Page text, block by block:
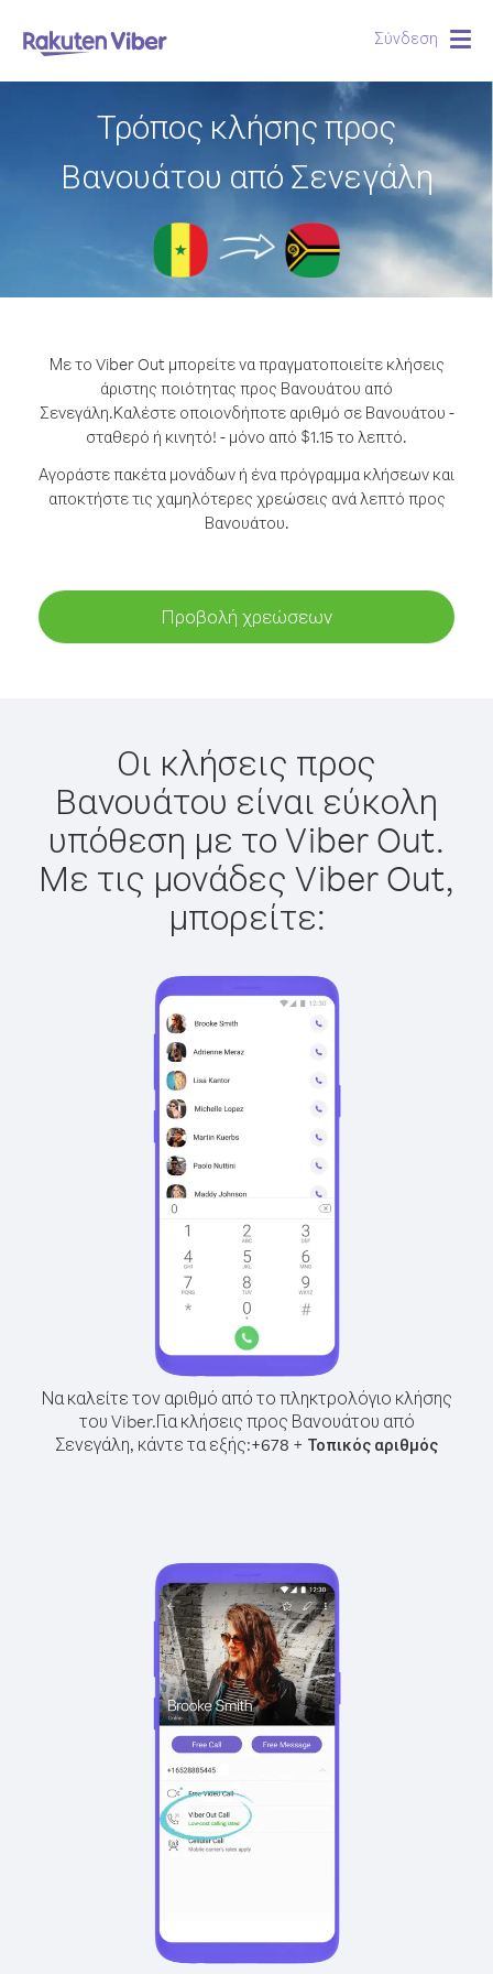
Σύνδεση
Τρόπος κλήσης προς
Βανουάτου από Σενεγάλη
Με το Viber Out μπορείτε να πραγματοποιείτε κλήσεις
άριστης ποιότητας προς Βανουάτου από
Σενεγάλη.Καλέστε οποιονδήποτε αριθμό σε Βανουάτου -
σταθερό ή κινητό! - μόνο από $1.15 το λεπτό.
Αγοράστε πακέτα μονάδων ή ένα πρόγραμμα κλήσεων και
αποκτήστε τις χαμηλότερες χρεώσεις ανά λεπτό προς
Βανουάτου.
Προβολή χρεώσεων
Οι κλήσεις προς
Βανουάτου είναι εύκολη
υπόθεση με το Viber Out.
Με τις μονάδες Viber Out,
μπορείτε:
Να καλείτε τον αριθμό από το πληκτρολόγιο κλήσης
του Viber.Για κλήσεις προς Βανουάτου από
Σενεγάλη, κάντε τα εξής:+678 + Τοπικός αριθμός